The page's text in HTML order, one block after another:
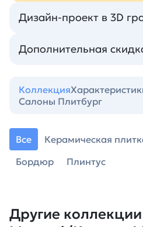
Дизайн-проект в 3D
Дополнительная
Коллекция
Салоны Плитбург
Все Керамическая
Бордюр
Плинтус
Другие